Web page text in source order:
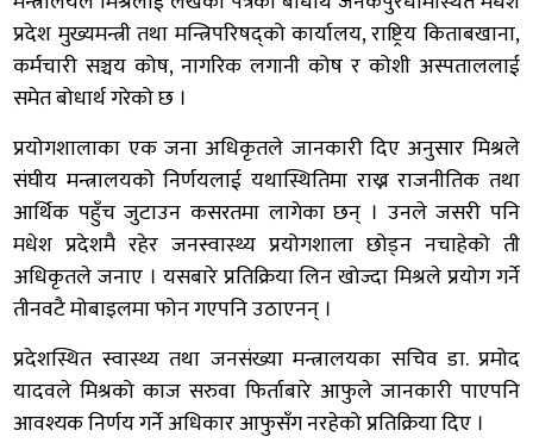
प्रदेश मुख्यमन्त्री तथा मन्त्रिपरिषद्को कार्यालय, राष्ट्रिय किताबखाना,
कर्मचारी सञ्चय कोष, नागरिक लगानी कोष र कोशी अस्पताललाई
समेत बोधार्थ गरेको छ ।
प्रयोगशालाका एक जना अधिकृतले जानकारी दिए अनुसार मिश्रले
संघीय मन्त्रालयको निर्णयलाई यथास्थितिमा राख्न राजनीतिक तथा
आर्थिक पहुँच जुटाउन कसरतमा लागेका छन् । उनले जसरी पनि
मधेश प्रदेशमै रहेर जनस्वास्थ्य प्रयोगशाला छोड्न नचाहेको ती
अधिकृतले जनाए । यसबारे प्रतिक्रिया लिन खोज्दा मिश्रले प्रयोग गर्ने
तीनवटै मोबाइलमा फोन गएपनि उठाएनन् ।
प्रदेशस्थित स्वास्थ्य तथा जनसंख्या मन्त्रालयका सचिव डा. प्रमोद
यादवले मिश्रको काज सरुवा फिर्ताबारे आफुले जानकारी पाएपनि
आवश्यक निर्णय गर्ने अधिकार आफुसँग नरहेको प्रतिक्रिया दिए ।